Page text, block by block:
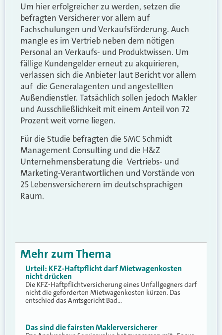
Um hier erfolgreicher zu werden, setzen die
befragten Versicherer vor allem auf
Fachschulungen und Verkaufsförderung. Auch
mangle es im Vertrieb neben dem nötigen
Personal an Verkaufs- und Produktwissen. Um
fällige Kundengelder erneut zu akquirieren,
verlassen sich die Anbieter laut Bericht vor allem
auf die Generalagenten und angestellten
Außendienstler. Tatsächlich sollen jedoch Makler
und Ausschließlichkeit mit einem Anteil von 72
Prozent weit vorne liegen.
Für die Studie befragten die SMC Schmidt
Management Consulting und die H&Z
Unternehmensberatung die Vertriebs- und
Marketing-Verantwortlichen und Vorstände von
25 Lebensversicherern im deutschsprachigen
Raum.
Mehr zum Thema
Urteil: KFZ-Haftpflicht darf Mietwagenkosten
nicht drücken
Die KFZ-Haftpflichtversicherung eines Unfallgegners darf
nicht die geforderten Mietwagenkosten kürzen. Das
entschied das Amtsgericht Bad…
Das sind die fairsten Maklerversicherer